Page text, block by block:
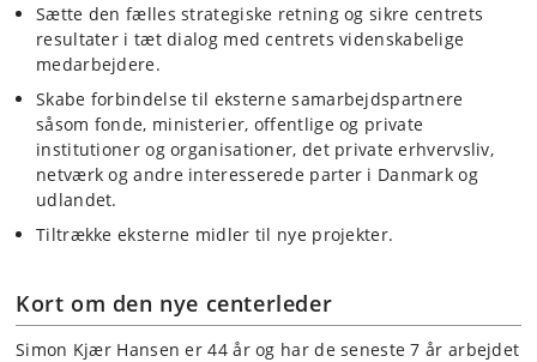
Sætte den fælles strategiske retning og sikre centrets
resultater i tæt dialog med centrets videnskabelige
medarbejdere.
Skabe forbindelse til eksterne samarbejdspartnere
såsom fonde, ministerier, offentlige og private
institutioner og organisationer, det private erhvervsliv,
netværk og andre interesserede parter i Danmark og
udlandet.
Tiltrække eksterne midler til nye projekter.
Kort om den nye centerleder
Simon Kjær Hansen er 44 år og har de seneste 7 år arbejdet